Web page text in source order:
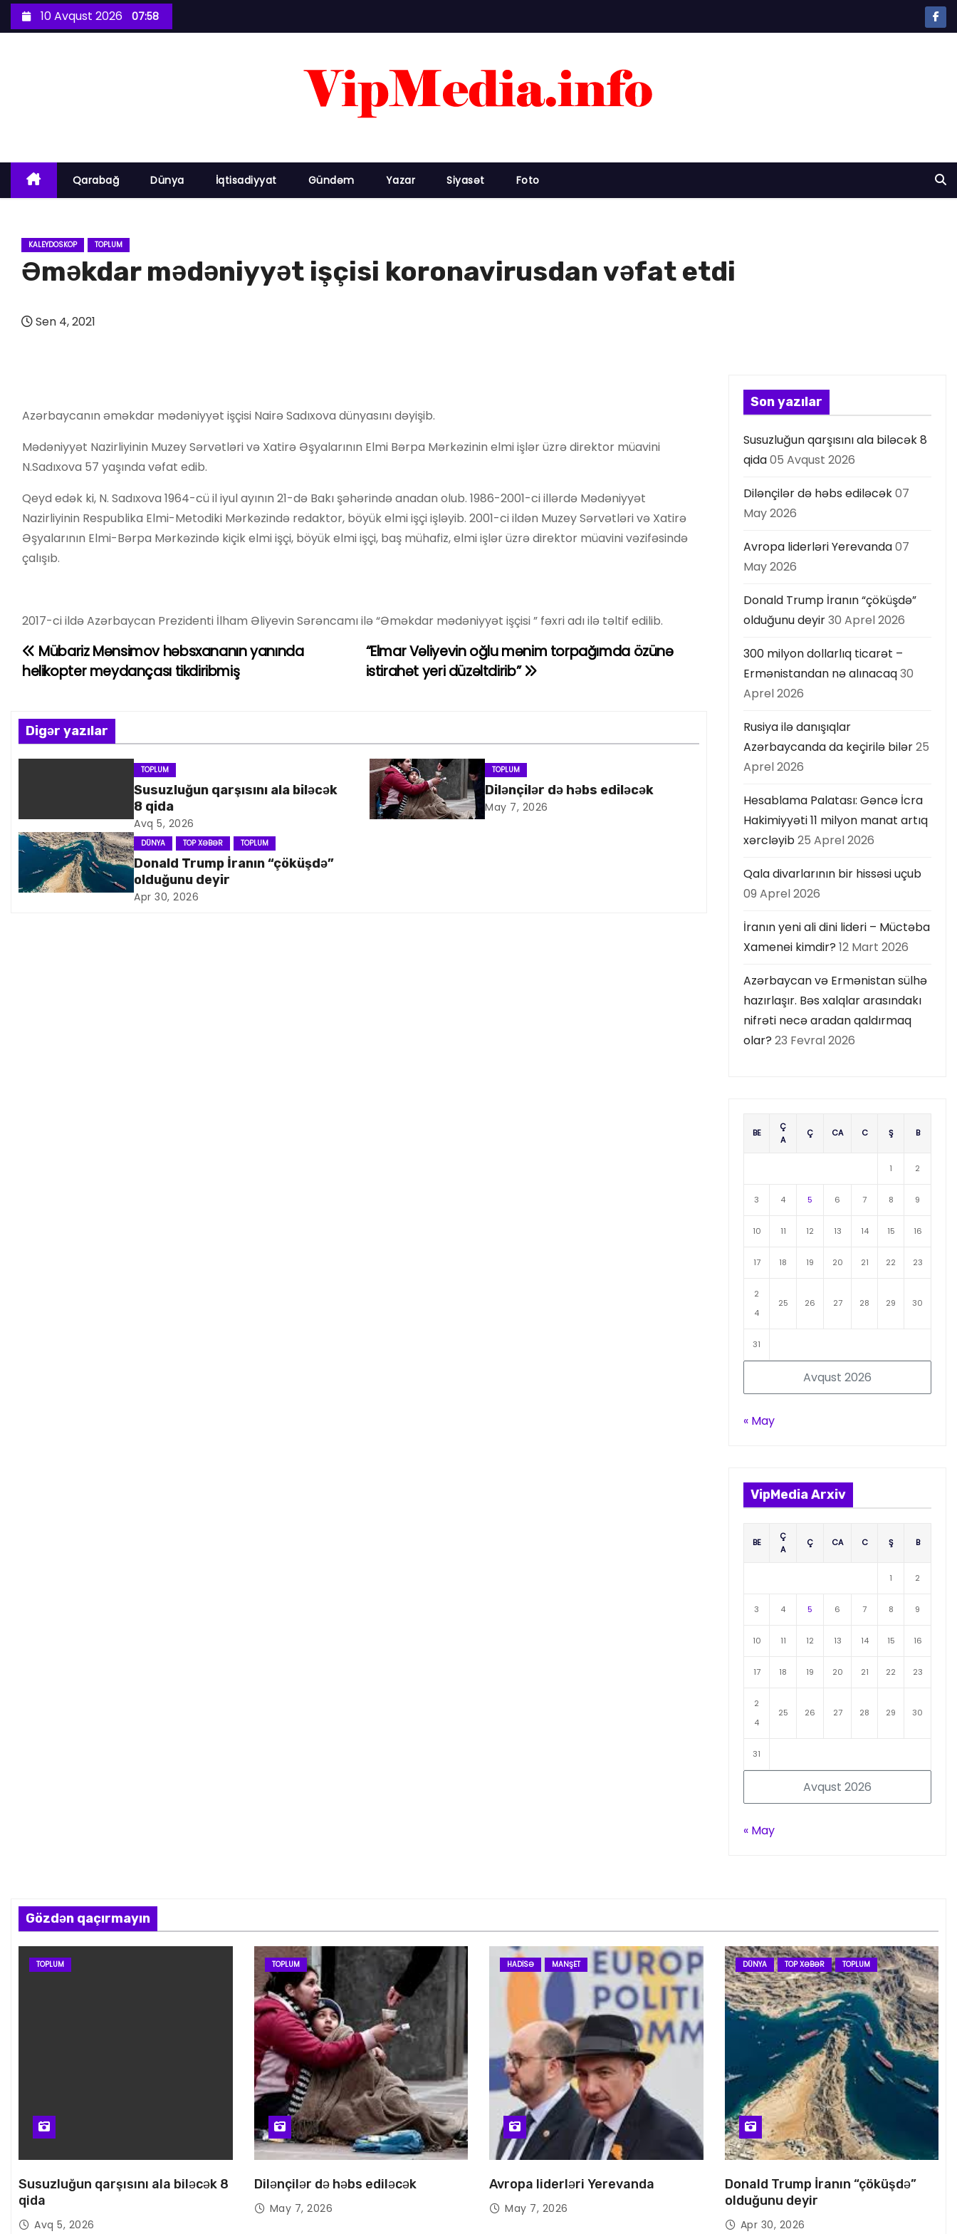
k
10 Avqust 2026 07:58
Qarabağ Dünya İqtisadiyyat Gündəm Yazar Siyasət Foto
KALEYDOSKOP TOPLUM
Əməkdar mədəniyyət işçisi koronavirusdan vəfat etdi
Sen 4, 2021
Azərbaycanın əməkdar mədəniyyət işçisi Nairə Sadıxova dünyasını dəyişib.
Mədəniyyət Nazirliyinin Muzey Sərvətləri və Xatirə Əşyalarının Elmi Bərpa Mərkəzinin elmi işlər üzrə direktor müavini
N.Sadıxova 57 yaşında vəfat edib.
Qeyd edək ki, N. Sadıxova 1964-cü il iyul ayının 21-də Bakı şəhərində anadan olub. 1986-2001-ci illərdə Mədəniyyət
Nazirliyinin Respublika Elmi-Metodiki Mərkəzində redaktor, böyük elmi işçi işləyib. 2001-ci ildən Muzey Sərvətləri və Xatirə
Əşyalarının Elmi-Bərpa Mərkəzində kiçik elmi işçi, böyük elmi işçi, baş mühafiz, elmi işlər üzrə direktor müavini vəzifəsində
çalışıb.
2017-ci ildə Azərbaycan Prezidenti İlham Əliyevin Sərəncamı ilə “Əməkdar mədəniyyət işçisi ” fəxri adı ilə təltif edilib.
Y
z
ı
v
q
“Elmar Vəliyevin oğlu mənim torpağımda özünə
istirahət yeri düzəltdirib”
Mübariz Mənsimov həbsxananın yanında
helikopter meydançası tikdiribmiş
Digər yazılar
TOPLUM
Susuzluğun qarşısını ala biləcək
8 qida
Avq 5, 2026
TOPLUM
Dilənçilər də həbs ediləcək
May 7, 2026
DÜNYA TOP XƏBƏR TOPLUM
Donald Trump İranın “çöküşdə”
olduğunu deyir
Apr 30, 2026
Son yazılar
Susuzluğun qarşısını ala biləcək 8
qida05 Avqust 2026
Dilənçilər də həbs ediləcək07
May 2026
Avropa liderləri Yerevanda07
May 2026
Donald Trump İranın “çöküşdə”
olduğunu deyir30 Aprel 2026
300 milyon dollarlıq ticarət –
Ermənistandan nə alınacaq30
Aprel 2026
Rusiya ilə danışıqlar
Azərbaycanda da keçirilə bilər25
Aprel 2026
Hesablama Palatası: Gəncə İcra
Hakimiyyəti 11 milyon manat artıq
xərcləyib25 Aprel 2026
Qala divarlarının bir hissəsi uçub
09 Aprel 2026
İranın yeni ali dini lideri – Müctəba
Xamenei kimdir? 12 Mart 2026
Azərbaycan və Ermənistan sülhə
hazırlaşır. Bəs xalqlar arasındakı
nifrəti necə aradan qaldırmaq
olar? 23 Fevral 2026
Avqust 2026
BE
Ç
A
Ç CA C Ş B
1 2
3 4 5 6 7 8 9
10 11 12 13 14 15 16
17 18 19 20 21 22 23
2
4
25 26 27 28 29 30
31
« May
VipMedia Arxiv
Avqust 2026
BE
Ç
A
Ç CA C Ş B
1 2
3 4 5 6 7 8 9
10 11 12 13 14 15 16
17 18 19 20 21 22 23
2
4
25 26 27 28 29 30
31
« May
Gözdən qaçırmayın
TOPLUM
Susuzluğun qarşısını ala biləcək 8
qida
Avq 5, 2026
TOPLUM
Dilənçilər də həbs ediləcək
May 7, 2026
HADISƏ MANŞET
Avropa liderləri Yerevanda
May 7, 2026
DÜNYA TOP XƏBƏR TOPLUM
Donald Trump İranın “çöküşdə”
olduğunu deyir
Apr 30, 2026